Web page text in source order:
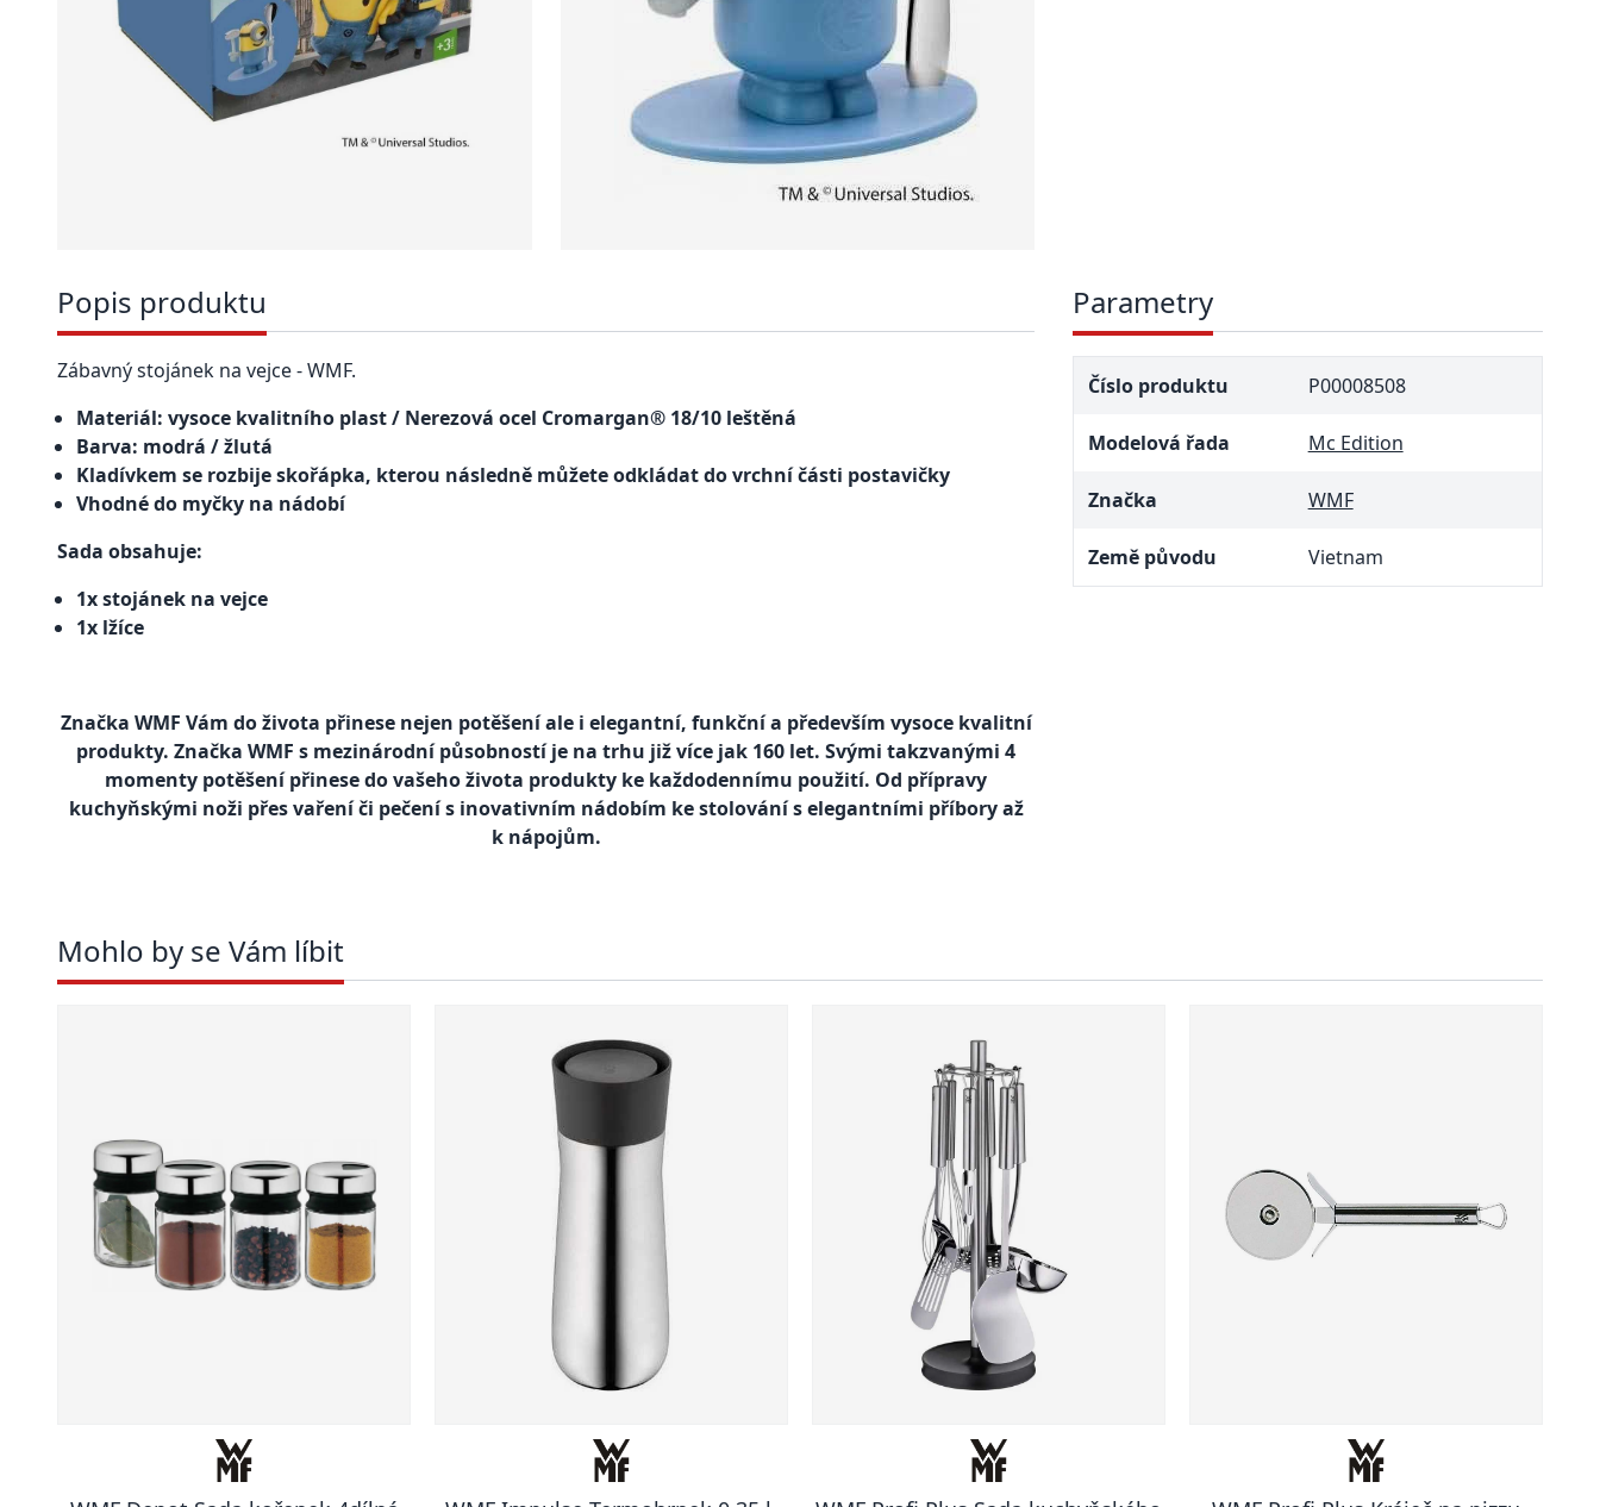
Popis produktu
Zábavný stojánek na vejce - WMF.
Materiál: vysoce kvalitního plast / Nerezová ocel Cromargan® 18/10 leštěná
Barva: modrá / žlutá
Kladívkem se rozbije skořápka, kterou následně můžete odkládat do vrchní části postavičky
Vhodné do myčky na nádobí
Sada obsahuje:
1x stojánek na vejce
1x lžíce
Značka WMF Vám do života přinese nejen potěšení ale i elegantní, funkční a především vysoce kvalitní
produkty. Značka WMF s mezinárodní působností je na trhu již více jak 160 let. Svými takzvanými 4
momenty potěšení přinese do vašeho života produkty ke každodennímu použití. Od přípravy
kuchyňskými noži přes vaření či pečení s inovativním nádobím ke stolování s elegantními příbory až
k nápojům.
Parametry
Číslo produktu P00008508
Modelová řada Mc Edition
Značka WMF
Země původu Vietnam
Mohlo by se Vám líbit